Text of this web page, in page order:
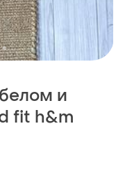
и
fit h&m